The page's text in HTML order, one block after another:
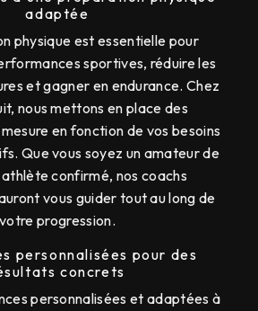
adaptée
physique est essentielle pour
sportives, réduire les
et gagner en endurance. Chez
nous mettons en place des
en fonction de vos besoins
Que vous soyez un amateur de
confirmé, nos coachs
vous guider tout au long de
votre progression.
personnalisées pour des
concrets
personnalisées et adaptées à